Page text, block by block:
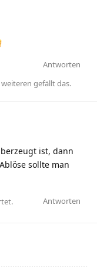
Antworten
weiteren gefällt das.
ist, dann
sollte man
Antworten